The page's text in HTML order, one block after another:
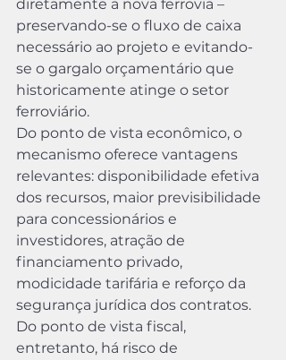
diretamente a nova ferrovia –
preservando-se o fluxo de caixa
necessário ao projeto e evitando-
se o gargalo orçamentário que
historicamente atinge o setor
ferroviário.
Do ponto de vista econômico, o
mecanismo oferece vantagens
relevantes: disponibilidade efetiva
dos recursos, maior previsibilidade
para concessionários e
investidores, atração de
financiamento privado,
modicidade tarifária e reforço da
segurança jurídica dos contratos.
Do ponto de vista fiscal,
entretanto, há risco de